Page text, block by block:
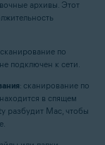
архивы. Этот
сканирование по
подключен к сети.
: сканирование по
в спящем
разбудит Mac, чтобы